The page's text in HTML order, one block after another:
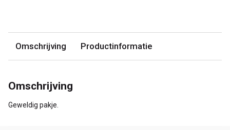
Omschrijving Productinformatie
Omschrijving
Geweldig pakje.